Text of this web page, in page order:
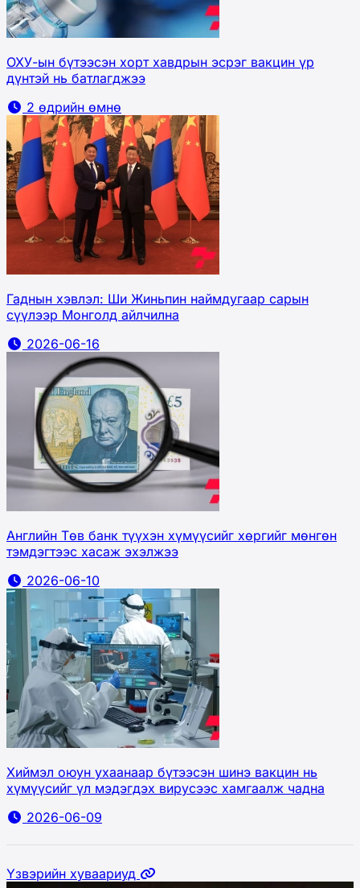
ОХУ-ын бүтээсэн хорт хавдрын эсрэг вакцин үр
дүнтэй нь батлагджээ
2 өдрийн өмнө
Гаднын хэвлэл: Ши Жиньпин наймдугаар сарын
сүүлээр Монголд айлчилна
2026-06-16
Английн Төв банк түүхэн хүмүүсийг хөргийг мөнгөн
тэмдэгтээс хасаж эхэлжээ
2026-06-10
Хиймэл оюун ухаанаар бүтээсэн шинэ вакцин нь
хүмүүсийг үл мэдэгдэх вирусээс хамгаалж чадна
2026-06-09
Үзвэрийн хуваариуд